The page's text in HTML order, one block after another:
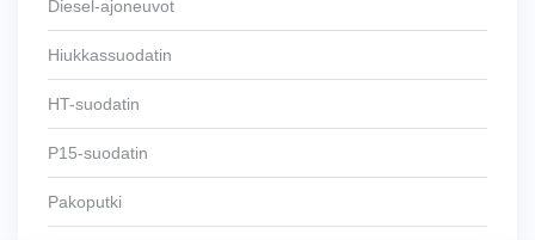
Diesel-ajoneuvot
Hiukkassuodatin
HT-suodatin
P15-suodatin
Pakoputki